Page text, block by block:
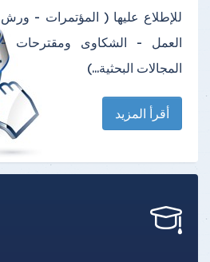
للإطلاع عليها ( المؤتمرات - ورش
العمل - الشكاوى ومقترحات -
المجالات البحثية...)
أقرأ المزيد